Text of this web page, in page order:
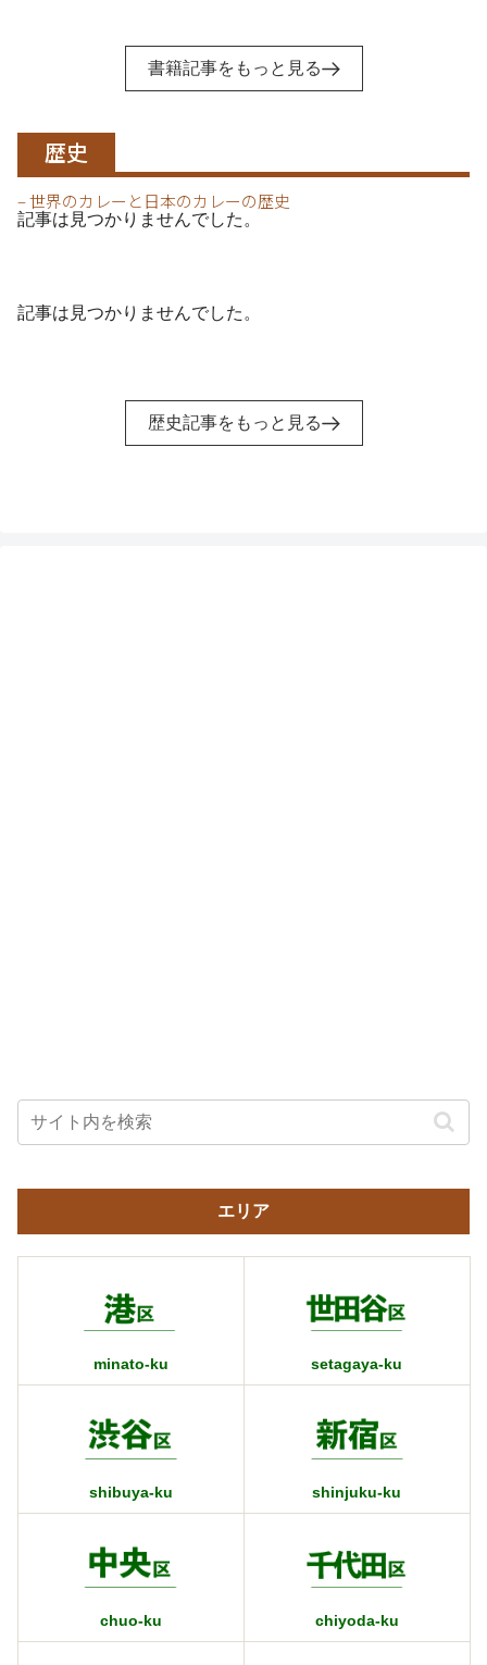
書籍記事をもっと見る
歴史
– 世界のカレーと日本のカレーの歴史
記事は見つかりませんでした。
記事は見つかりませんでした。
歴史記事をもっと見る
エリア
minato-ku setagaya-ku
shibuya-ku shinjuku-ku
chuo-ku chiyoda-ku